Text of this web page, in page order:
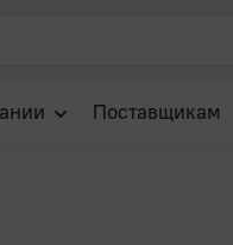
Поставщикам